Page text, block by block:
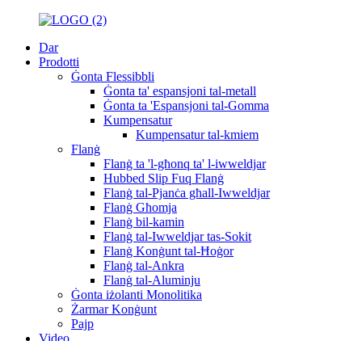
Dar
Prodotti
Ġonta Flessibbli
Ġonta ta' espansjoni tal-metall
Ġonta ta 'Espansjoni tal-Gomma
Kumpensatur
Kumpensatur tal-kmiem
Flanġ
Flanġ ta 'l-għonq ta' l-iwweldjar
Hubbed Slip Fuq Flanġ
Flanġ tal-Pjanċa għall-Iwweldjar
Flanġ Għomja
Flanġ bil-kamin
Flanġ tal-Iwweldjar tas-Sokit
Flanġ Konġunt tal-Ħoġor
Flanġ tal-Ankra
Flanġ tal-Aluminju
Ġonta iżolanti Monolitika
Żarmar Konġunt
Pajp
Video